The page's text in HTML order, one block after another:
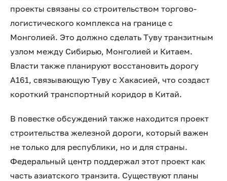
проекты связаны со строительством торгово-
логистического комплекса на границе с
Монголией. Это должно сделать Туву транзитным
узлом между Сибирью, Монголией и Китаем.
Власти также планируют восстановить дорогу
А161, связывающую Туву с Хакасией, что создаст
короткий транспортный коридор в Китай.
В повестке обсуждений также находится проект
строительства железной дороги, который важен
не только для республики, но и для страны.
Федеральный центр поддержал этот проект как
часть азиатского транзита. Существуют планы